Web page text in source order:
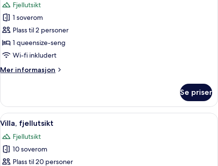
bildene
av
Dobbeltrom,
fjellutsikt
Fjellutsikt
1 soverom
Plass til 2 personer
1 queensize-seng
Wi-fi inkludert
Mer informasjon
Mer
fjellutsikt
Se priser
Åpne
alle
bildene
av
Villa,
Villa, fjellutsikt | Skrivebord for
16
Villa, fjellutsikt
Fjellutsikt
10 soverom
Plass til 20 personer